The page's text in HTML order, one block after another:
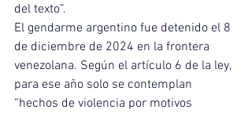
del texto”.
El gendarme argentino fue detenido el 8
de diciembre de 2024 en la frontera
venezolana. Según el artículo 6 de la ley,
para ese año solo se contemplan
“hechos de violencia por motivos